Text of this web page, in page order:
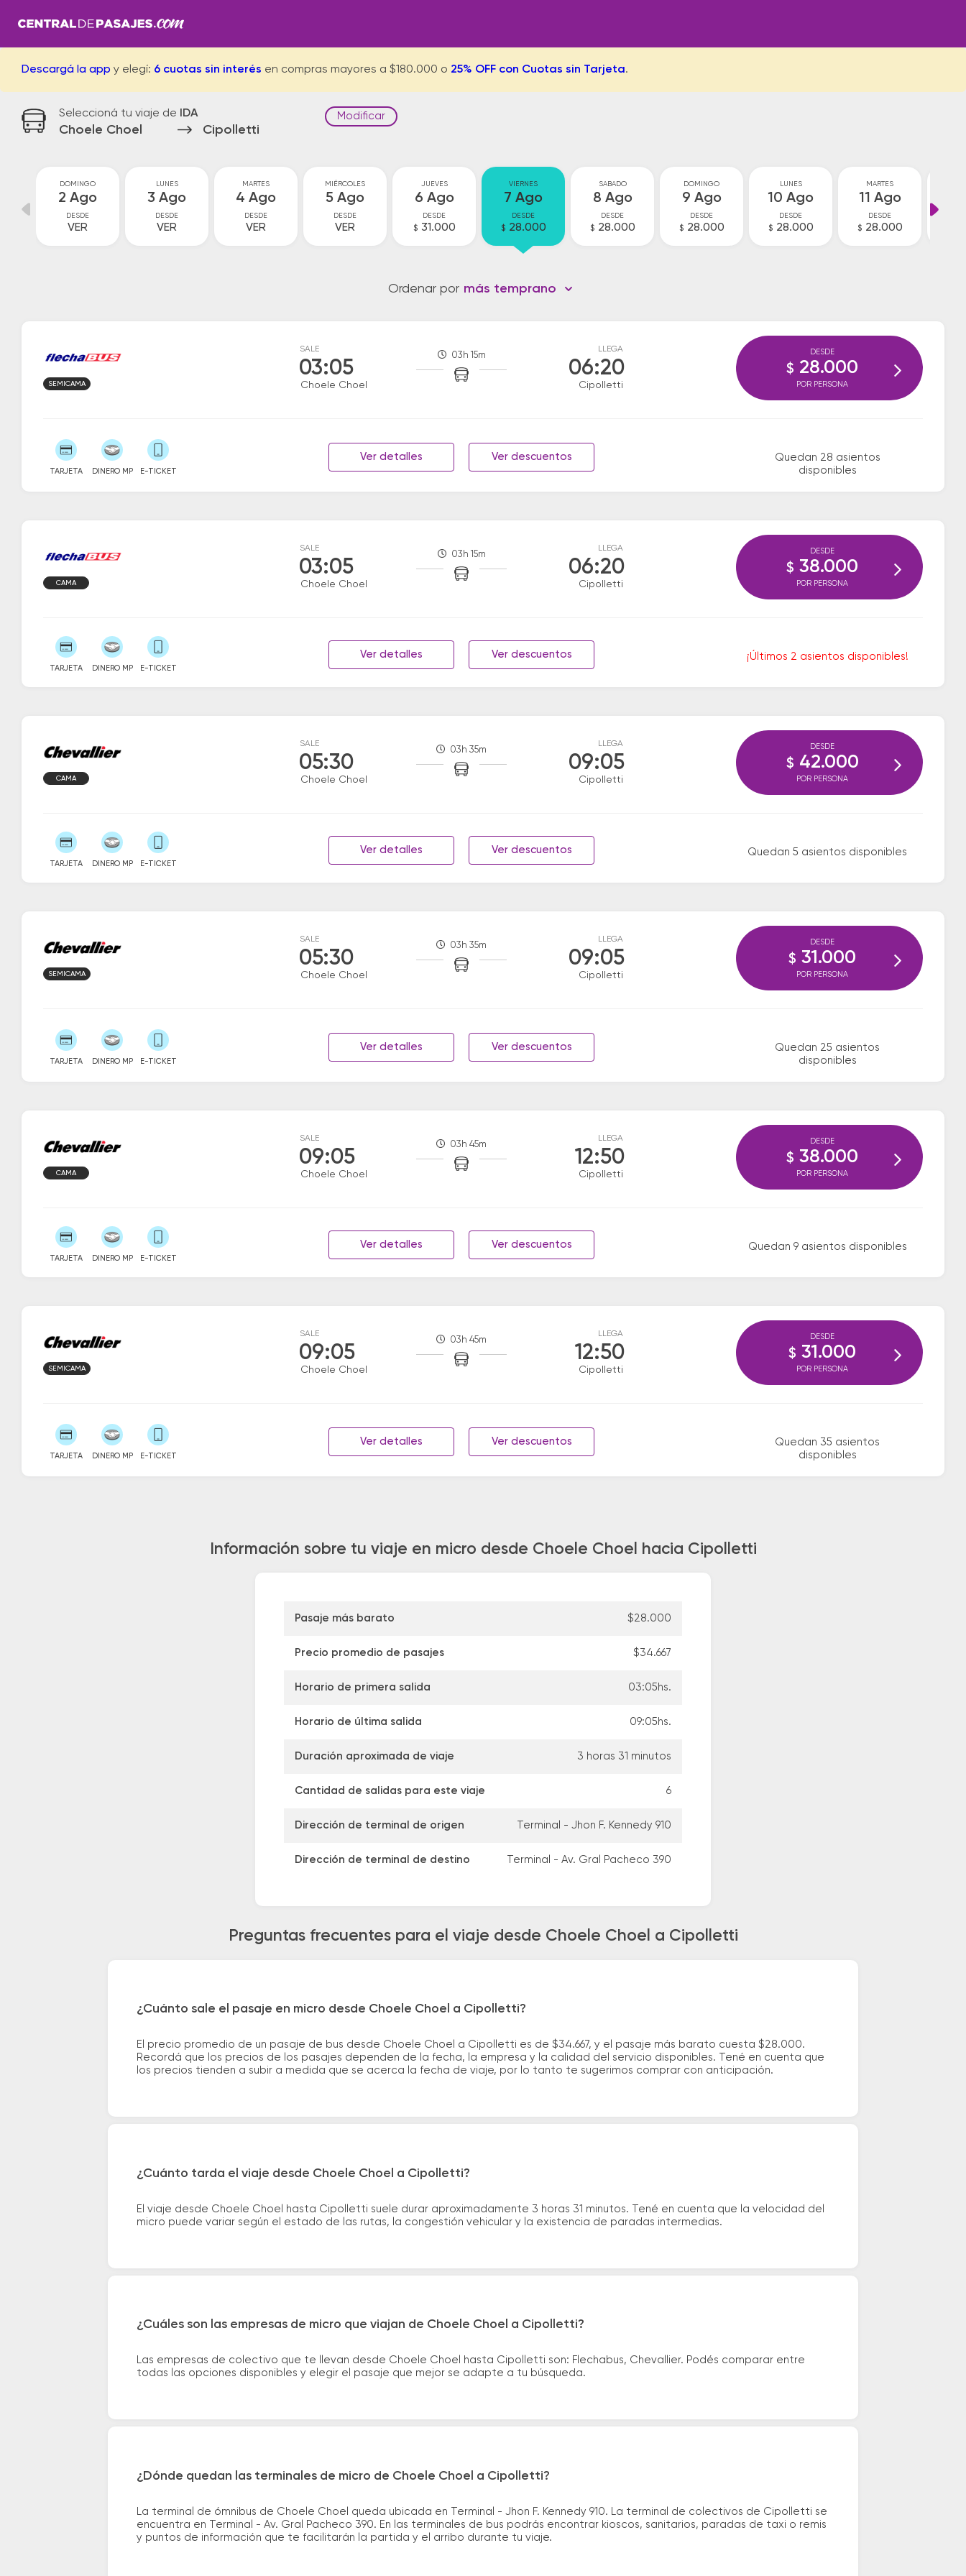
Descargá la app y elegí: 6 cuotas sin interés en compras mayores a $180.000 o 25% OFF con Cuotas sin Tarjeta.
Seleccioná tu viaje de IDA
Choele Choel Cipolletti
Modificar
DOMINGO
2 Ago
DESDE
VER
LUNES
3 Ago
DESDE
VER
MARTES
4 Ago
DESDE
VER
MIÉRCOLES
5 Ago
DESDE
VER
JUEVES
6 Ago
DESDE
$ 31.000
VIERNES
7 Ago
DESDE
$ 28.000
SABADO
8 Ago
DESDE
$ 28.000
DOMINGO
9 Ago
DESDE
$ 28.000
LUNES
10 Ago
DESDE
$ 28.000
MARTES
11 Ago
DESDE
$ 28.000
Ordenar por más temprano
SALE
03:05
Choele Choel
03h 15m
LLEGA
06:20
Cipolletti
SEMICAMA
TARJETA DINERO MP E-TICKET
Ver detalles Ver descuentos
Quedan 28 asientos
disponibles
DESDE
$ 28.000
POR PERSONA
SALE
03:05
Choele Choel
03h 15m
LLEGA
06:20
Cipolletti
CAMA
TARJETA DINERO MP E-TICKET
Ver detalles Ver descuentos ¡Últimos 2 asientos disponibles!
DESDE
$ 38.000
POR PERSONA
SALE
05:30
Choele Choel
03h 35m
LLEGA
09:05
Cipolletti
CAMA
TARJETA DINERO MP E-TICKET
Ver detalles Ver descuentos Quedan 5 asientos disponibles
DESDE
$ 42.000
POR PERSONA
SALE
05:30
Choele Choel
03h 35m
LLEGA
09:05
Cipolletti
SEMICAMA
TARJETA DINERO MP E-TICKET
Ver detalles Ver descuentos
Quedan 25 asientos
disponibles
DESDE
$ 31.000
POR PERSONA
SALE
09:05
Choele Choel
03h 45m
LLEGA
12:50
Cipolletti
CAMA
TARJETA DINERO MP E-TICKET
Ver detalles Ver descuentos Quedan 9 asientos disponibles
DESDE
$ 38.000
POR PERSONA
SALE
09:05
Choele Choel
03h 45m
LLEGA
12:50
Cipolletti
SEMICAMA
TARJETA DINERO MP E-TICKET
Ver detalles Ver descuentos
Quedan 35 asientos
disponibles
DESDE
$ 31.000
POR PERSONA
Información sobre tu viaje en micro desde Choele Choel hacia Cipolletti
Pasaje más barato $28.000
Precio promedio de pasajes $34.667
Horario de primera salida 03:05hs.
Horario de última salida 09:05hs.
Duración aproximada de viaje 3 horas 31 minutos
Cantidad de salidas para este viaje 6
Dirección de terminal de origen Terminal - Jhon F. Kennedy 910
Dirección de terminal de destino Terminal - Av. Gral Pacheco 390
Preguntas frecuentes para el viaje desde Choele Choel a Cipolletti
¿Cuánto sale el pasaje en micro desde Choele Choel a Cipolletti?
El precio promedio de un pasaje de bus desde Choele Choel a Cipolletti es de $34.667, y el pasaje más barato cuesta $28.000.
Recordá que los precios de los pasajes dependen de la fecha, la empresa y la calidad del servicio disponibles. Tené en cuenta que
los precios tienden a subir a medida que se acerca la fecha de viaje, por lo tanto te sugerimos comprar con anticipación.
¿Cuánto tarda el viaje desde Choele Choel a Cipolletti?
El viaje desde Choele Choel hasta Cipolletti suele durar aproximadamente 3 horas 31 minutos. Tené en cuenta que la velocidad del
micro puede variar según el estado de las rutas, la congestión vehicular y la existencia de paradas intermedias.
¿Cuáles son las empresas de micro que viajan de Choele Choel a Cipolletti?
Las empresas de colectivo que te llevan desde Choele Choel hasta Cipolletti son: Flechabus, Chevallier. Podés comparar entre
todas las opciones disponibles y elegir el pasaje que mejor se adapte a tu búsqueda.
¿Dónde quedan las terminales de micro de Choele Choel a Cipolletti?
La terminal de ómnibus de Choele Choel queda ubicada en Terminal - Jhon F. Kennedy 910. La terminal de colectivos de Cipolletti se
encuentra en Terminal - Av. Gral Pacheco 390. En las terminales de bus podrás encontrar kioscos, sanitarios, paradas de taxi o remis
y puntos de información que te facilitarán la partida y el arribo durante tu viaje.